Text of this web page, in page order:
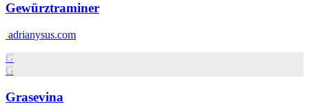
Gewürztraminer
adrianysus.com
G
G
Grasevina